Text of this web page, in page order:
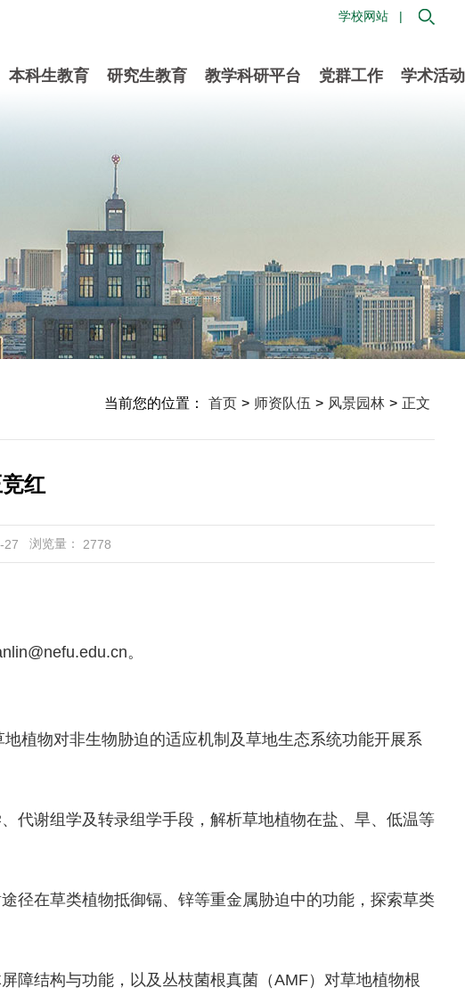
学校网站 |
本科生教育 研究生教育 教学科研平台 党群工作 学术活动
当前您的位置： 首页 > 师资队伍 > 风景园林 > 正文
红
27 浏览量： 2778
。
植物对非生物胁迫的适应机制及草地生态系统功能开展系
谢组学及转录组学手段，解析草地植物在盐、旱、低温等
在草类植物抵御镉、锌等重金属胁迫中的功能，探索草类
障结构与功能，以及丛枝菌根真菌（AMF）对草地植物根